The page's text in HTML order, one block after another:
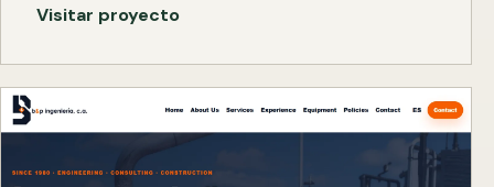
Visitar proyecto